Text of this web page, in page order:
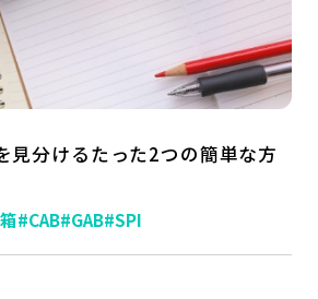
見分けるたった2つの簡単な方
#CAB#GAB#SPI